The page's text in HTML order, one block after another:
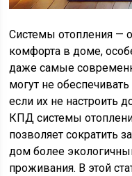
Системы отопления —
комфорта в доме,
даже самые
могут не
если их не настроить
КПД системы
позволяет сократить
дом более
проживания. В этой